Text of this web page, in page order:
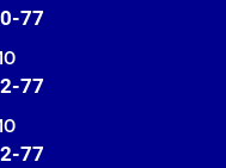
77
77
77